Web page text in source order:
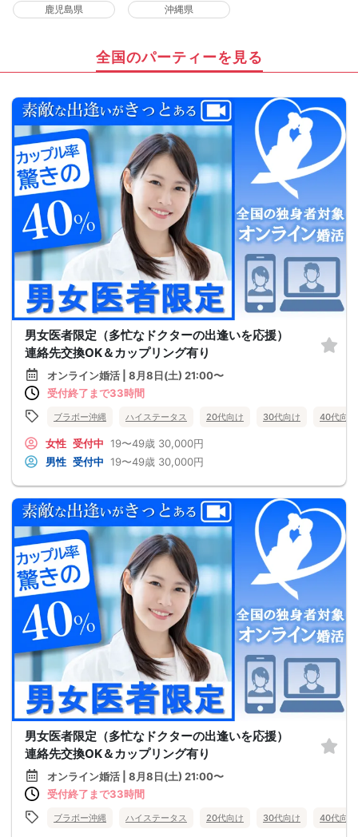
鹿児島県 沖縄県
全国のパーティーを見る
男女医者限定（多忙なドクターの出逢いを応援）
連絡先交換OK＆カップリング有り
オンライン婚活 | 8月8日(土) 21:00〜
受付終了まで33時間
ブラボー沖縄 ハイステータス 20代向け 30代向け 40代向け
女性 受付中 19〜49歳 30,000円
男性 受付中 19〜49歳 30,000円
男女医者限定（多忙なドクターの出逢いを応援）
連絡先交換OK＆カップリング有り
オンライン婚活 | 8月8日(土) 21:00〜
受付終了まで33時間
ブラボー沖縄 ハイステータス 20代向け 30代向け 40代向け